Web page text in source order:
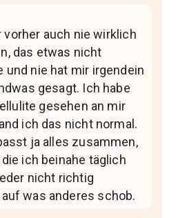
vorher auch nie wirklich
das etwas nicht
und nie hat mir irgendein
gesagt. Ich habe
gesehen an mir
ich das nicht normal.
ja alles zusammen,
ich beinahe täglich
nicht richtig
was anderes schob.